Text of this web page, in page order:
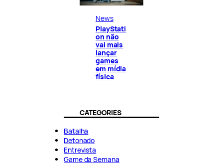
News
PlayStati
on não
vai mais
lançar
games
em mídia
física
CATEGORIES
Batalha
Detonado
Entrevista
Game da Semana